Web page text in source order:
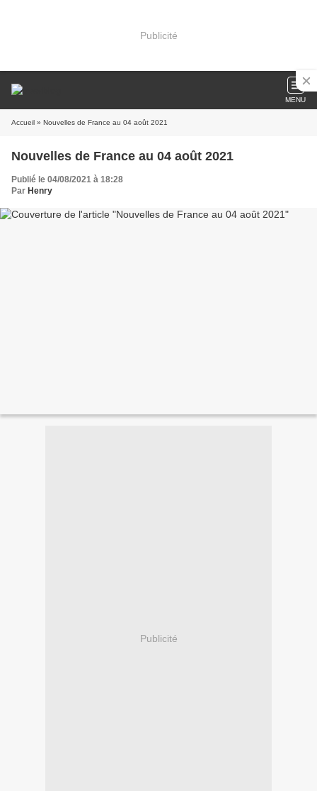
Publicité
MENU
Accueil » Nouvelles de France au 04 août 2021
Nouvelles de France au 04 août 2021
Publié le 04/08/2021 à 18:28
Par Henry
Publicité